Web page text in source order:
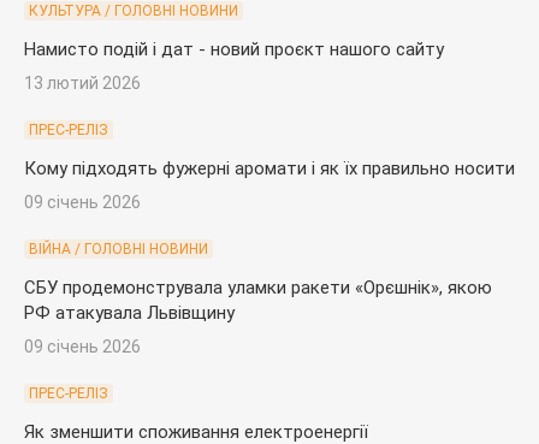
КУЛЬТУРА / ГОЛОВНІ НОВИНИ
Намисто подій і дат - новий проєкт нашого сайту
13 лютий 2026
ПРЕС-РЕЛІЗ
Кому підходять фужерні аромати і як їх правильно носити
09 січень 2026
ВІЙНА / ГОЛОВНІ НОВИНИ
СБУ продемонструвала уламки ракети «Орєшнік», якою
РФ атакувала Львівщину
09 січень 2026
ПРЕС-РЕЛІЗ
Як зменшити споживання електроенергії